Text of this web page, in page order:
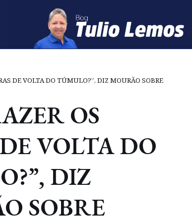
DE VOLTA DO TÚMULO?”, DIZ MOURÃO SOBRE
OS
VOLTA DO
DIZ
SOBRE